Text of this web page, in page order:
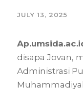
JULY 13, 2025
disapa Jovan,
Administrasi